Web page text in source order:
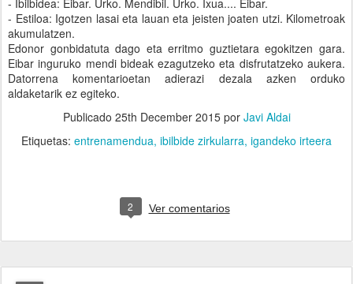
- Ibilbidea: Eibar. Urko. Mendibil. Urko. Ixua.... Eibar.
- Estiloa: Igotzen lasai eta lauan eta jeisten joaten utzi. Kilometroak
akumulatzen.
Edonor gonbidatuta dago eta erritmo guztietara egokitzen gara.
Eibar inguruko mendi bideak ezagutzeko eta disfrutatzeko aukera.
Datorrena komentarioetan adierazi dezala azken orduko
aldaketarik ez egiteko.
Publicado 25th December 2015por Javi Aldai
Etiquetas: entrenamendua ibilbide zirkularra igandeko irteera
2 Ver comentarios